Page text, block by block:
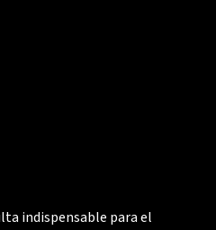
indispensable para el